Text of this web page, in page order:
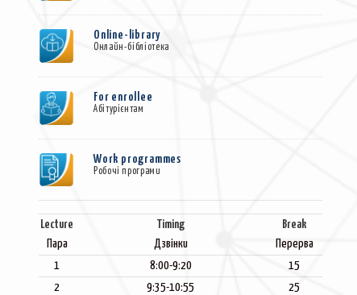
Online-library
Онлайн-бібліотека
For enrollee
Абітурієнтам
Work programmes
Робочi програми
Lecture
Пара
Timing
Дзвінки
Break
Перерва
1
8:00-9:20
15
2
9:35-10:55
25